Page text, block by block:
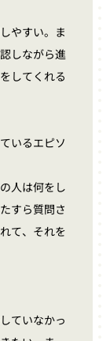
やすい。ま
しながら進
してくれる
いるエピソ
人は何をし
すら質問さ
て、それを
ていなかっ